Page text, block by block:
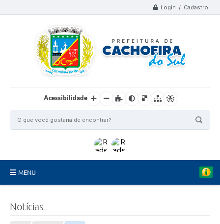
Login / Cadastro
Acessibilidade
MENU
Notícias